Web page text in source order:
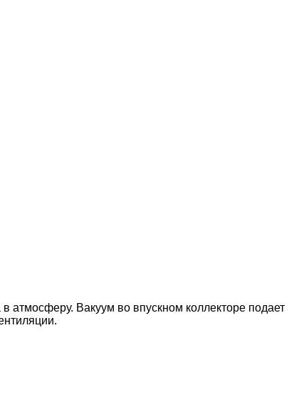
атмосферу. Вакуум во впускном коллекторе подает